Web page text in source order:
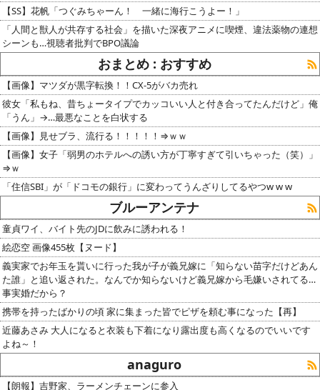
【SS】花帆「つぐみちゃーん！ 一緒に海行こうよー！」
「人間と獣人が共存する社会」を描いた深夜アニメに喫煙、違法薬物の連想
シーンも…視聴者批判でBPO議論
おまとめ : おすすめ
【画像】マツダが黒字転換！！CX-5がバカ売れ
彼女「私もね、昔ちょータイプでカッコいい人と付き合ってたんだけど」俺
「うん」→…最悪なことを白状する
【画像】見せブラ、流行る！！！！！⇒ｗｗ
【画像】女子「弱男のホテルへの誘い方が丁寧すぎて引いちゃった（笑）」
⇒ｗ
「住信SBI」が「ドコモの銀行」に変わってうんざりしてるやつw w w
ブルーアンテナ
童貞ワイ、バイト先のJDに飲みに誘われる！
絵恋空 画像455枚【ヌード】
義実家でお年玉を貰いに行った我が子が義兄嫁に「知らない苗字だけどあん
た誰」と追い返された。なんでか知らないけど義兄嫁から毛嫌いされてる…
事実婚だから？
携帯を持ったばかりの頃 家に集まった皆でピザを頼む事になった【再】
近藤あさみ 大人になると衣装も下着になり露出度も高くなるのでいいです
よね～！
anaguro
【朗報】吉野家、ラーメンチェーンに参入